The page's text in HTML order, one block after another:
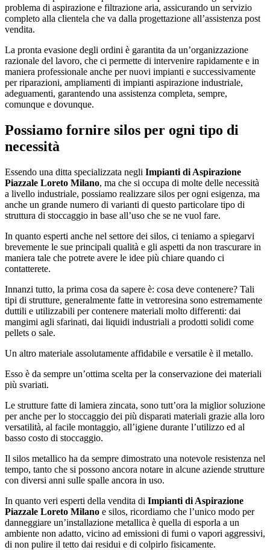
problema di aspirazione e filtrazione aria, assicurando un servizio
completo alla clientela che va dalla progettazione all’assistenza post
vendita.
La pronta evasione degli ordini è garantita da un’organizzazione
razionale del lavoro, che ci permette di intervenire rapidamente e in
maniera professionale anche per nuovi impianti e successivamente
per riparazioni, ampliamenti di impianti aspirazione industriale,
adeguamenti, garantendo una assistenza completa, sempre,
comunque e dovunque.
Possiamo fornire silos per ogni tipo di
necessità
Essendo una ditta specializzata negli Impianti di Aspirazione
Piazzale Loreto Milano, ma che si occupa di molte delle necessità
a livello industriale, possiamo realizzare silos per ogni esigenza, ma
anche un grande numero di varianti di questo particolare tipo di
struttura di stoccaggio in base all’uso che se ne vuol fare.
In quanto esperti anche nel settore dei silos, ci teniamo a spiegarvi
brevemente le sue principali qualità e gli aspetti da non trascurare in
maniera tale che potrete avere le idee più chiare quando ci
contatterete.
Innanzi tutto, la prima cosa da sapere è: cosa deve contenere? Tali
tipi di strutture, generalmente fatte in vetroresina sono estremamente
duttili e utilizzabili per contenere materiali molto differenti: dai
mangimi agli sfarinati, dai liquidi industriali a prodotti solidi come
pellets o sale.
Un altro materiale assolutamente affidabile e versatile è il metallo.
Esso è da sempre un’ottima scelta per la conservazione dei materiali
più svariati.
Le strutture fatte di lamiera zincata, sono tutt’ora la miglior soluzione
per anche per lo stoccaggio dei più disparati materiali grazie alla loro
versatilità, al facile montaggio, all’igiene durante l’utilizzo ed al
basso costo di stoccaggio.
Il silos metallico ha da sempre dimostrato una notevole resistenza nel
tempo, tanto che si possono ancora notare in alcune aziende strutture
con diversi anni sulle spalle ancora in uso.
In quanto veri esperti della vendita di Impianti di Aspirazione
Piazzale Loreto Milano e silos, ricordiamo che l’unico modo per
danneggiare un’installazione metallica è quella di esporla a un
ambiente non adatto, vicino ad emissioni di fumi o vapori aggressivi,
di non pulire il tetto dai residui e di colpirlo fisicamente.